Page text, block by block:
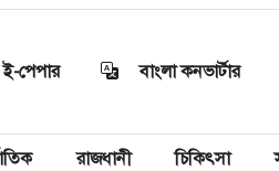
ই-পেপার বাংলা কনভার্টার
রাজধানী চিকিৎসা